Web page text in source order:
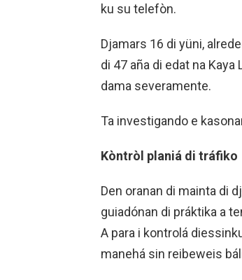
ku su telefòn.
Djamars 16 di yüni,
di 47 aña di edat na
dama severamente.
Ta investigando e
Kòntròl planiá di tráfiko
Den oranan di mainta di
guiadónan di práktika a
A para i kontrolá
manehá sin reibeweis